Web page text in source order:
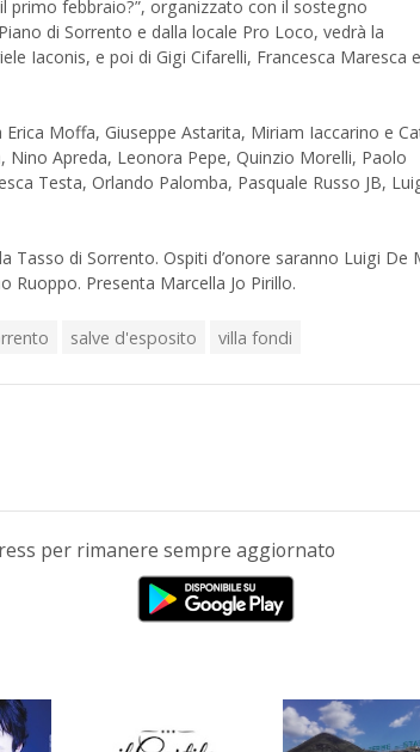
primo febbraio?”, organizzato con il sostegno
di Sorrento e dalla locale Pro Loco, vedrà la
Iaconis, e poi di Gigi Cifarelli, Francesca Maresca
Moffa, Giuseppe Astarita, Miriam Iaccarino e
Apreda, Leonora Pepe, Quinzio Morelli, Paolo
Testa, Orlando Palomba, Pasquale Russo JB,
Tasso di Sorrento. Ospiti d’onore saranno Luigi De
Ruoppo. Presenta Marcella Jo Pirillo.
salve d'esposito villa fondi
per rimanere sempre aggiornato